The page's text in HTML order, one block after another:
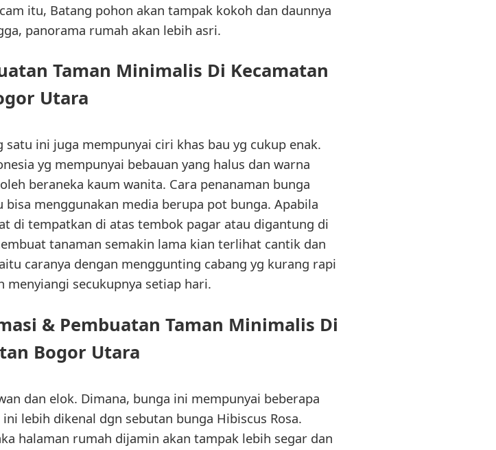
itu, Batang pohon akan tampak kokoh dan daunnya
panorama rumah akan lebih asri.
Taman Minimalis Di Kecamatan
Utara
ini juga mempunyai ciri khas bau yg cukup enak.
yg mempunyai bebauan yang halus dan warna
beraneka kaum wanita. Cara penanaman bunga
menggunakan media berupa pot bunga. Apabila
di tempatkan di atas tembok pagar atau digantung di
tanaman semakin lama kian terlihat cantik dan
caranya dengan menggunting cabang yg kurang rapi
secukupnya setiap hari.
& Pembuatan Taman Minimalis Di
Bogor Utara
dan elok. Dimana, bunga ini mempunyai beberapa
lebih dikenal dgn sebutan bunga Hibiscus Rosa.
halaman rumah dijamin akan tampak lebih segar dan